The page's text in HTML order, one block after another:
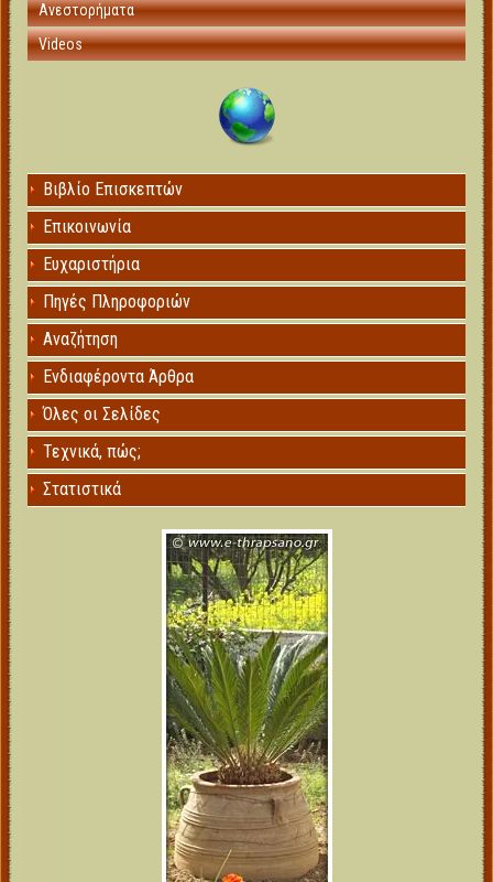
Ανεστορήματα
Videos
Βιβλίο Επισκεπτών
Επικοινωνία
Ευχαριστήρια
Πηγές Πληροφοριών
Αναζήτηση
Ενδιαφέροντα Άρθρα
Όλες οι Σελίδες
Τεχνικά, πώς;
Στατιστικά